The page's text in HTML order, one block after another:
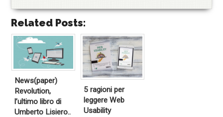
Related Posts:
News(paper)
Revolution,
l’ultimo libro di
Umberto Lisiero..
5 ragioni per
leggere Web
Usability